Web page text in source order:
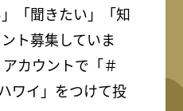
「聞きたい」「知
ト募集していま
カウントで「＃
ワイ」をつけて投